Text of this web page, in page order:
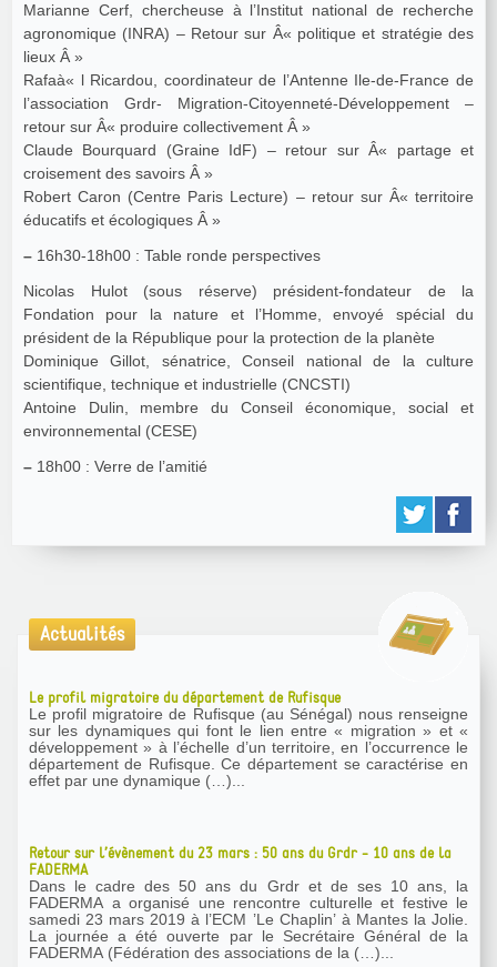
Marianne Cerf, chercheuse à l’Institut national de recherche
agronomique (INRA) – Retour sur Â« politique et stratégie des
lieux Â »
Rafaà« l Ricardou, coordinateur de l’Antenne Ile-de-France de
l’association Grdr- Migration-Citoyenneté-Développement –
retour sur Â« produire collectivement Â »
Claude Bourquard (Graine IdF) – retour sur Â« partage et
croisement des savoirs Â »
Robert Caron (Centre Paris Lecture) – retour sur Â« territoire
éducatifs et écologiques Â »
– 16h30-18h00 : Table ronde perspectives
Nicolas Hulot (sous réserve) président-fondateur de la
Fondation pour la nature et l’Homme, envoyé spécial du
président de la République pour la protection de la planète
Dominique Gillot, sénatrice, Conseil national de la culture
scientifique, technique et industrielle (CNCSTI)
Antoine Dulin, membre du Conseil économique, social et
environnemental (CESE)
– 18h00 : Verre de l’amitié
Actualités
Le profil migratoire du département de Rufisque
Le profil migratoire de Rufisque (au Sénégal) nous renseigne
sur les dynamiques qui font le lien entre « migration » et «
développement » à l’échelle d’un territoire, en l’occurrence le
département de Rufisque. Ce département se caractérise en
effet par une dynamique (…)...
Retour sur l’évènement du 23 mars : 50 ans du Grdr - 10 ans de la
FADERMA
Dans le cadre des 50 ans du Grdr et de ses 10 ans, la
FADERMA a organisé une rencontre culturelle et festive le
samedi 23 mars 2019 à l’ECM ’Le Chaplin’ à Mantes la Jolie.
La journée a été ouverte par le Secrétaire Général de la
FADERMA (Fédération des associations de la (…)...